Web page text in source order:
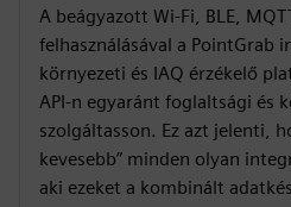
A beágyazott Wi-Fi, BLE,
felhasználásával a PointGrab
környezeti és IAQ érzékelő
API-n egyaránt foglaltsági és
szolgáltasson. Ez azt jelenti,
kevesebb” minden olyan
aki ezeket a kombinált